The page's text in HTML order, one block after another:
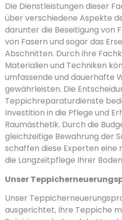
Die Dienstleistungen dieser
über verschiedene Aspekte
darunter die Beseitigung von
von Fasern und sogar das
Abschnitten. Durch ihre
Materialien und Techniken
umfassende und dauerhafte
gewährleisten. Die
Teppichreparaturdienste
Investition in die Pflege und
Raumästhetik. Durch die
gleichzeitige Bewahrung der
schaffen diese Experten eine
die Langzeitpflege Ihrer
Unser
Unser
ausgerichtet, Ihre Teppiche